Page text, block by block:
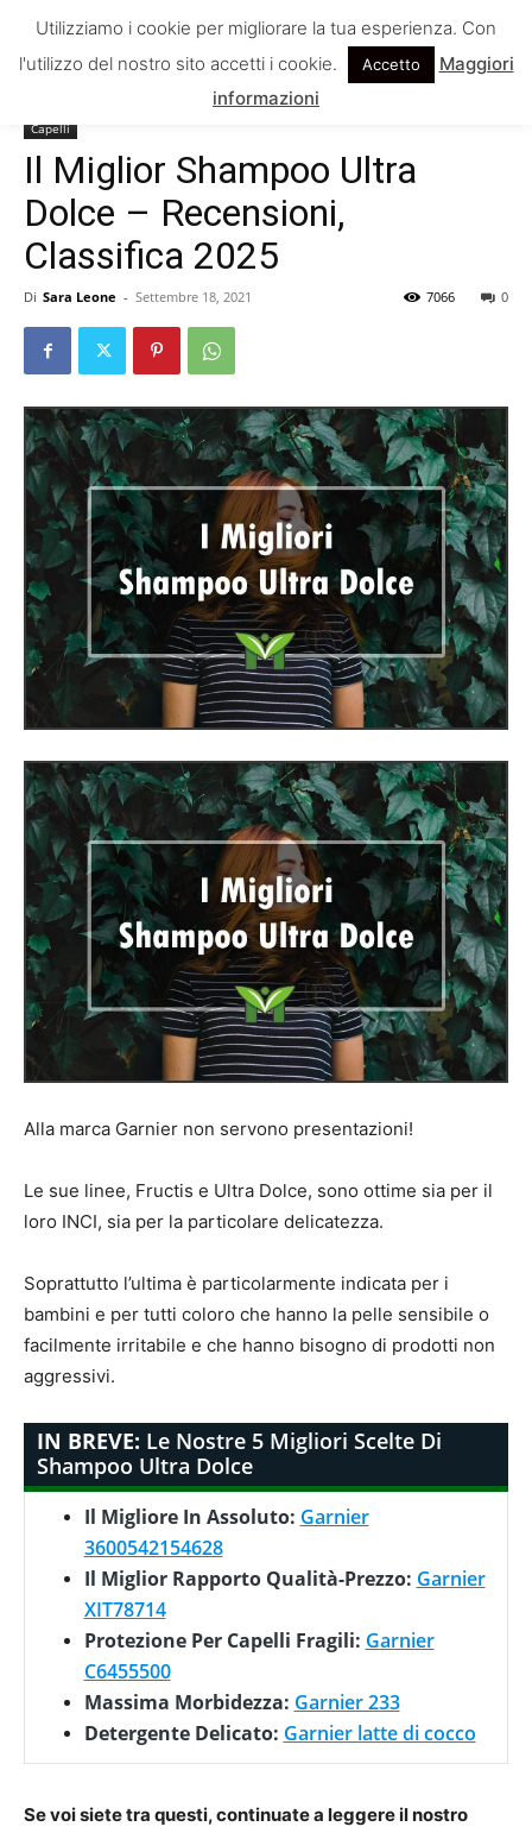
Capelli
Il Miglior Shampoo Ultra
Dolce – Recensioni,
Classifica 2025
Di Sara Leone - Settembre 18, 2021 0
7066
Alla marca Garnier non servono presentazioni!
Le sue linee, Fructis e Ultra Dolce, sono ottime sia per il
loro INCI, sia per la particolare delicatezza.
Soprattutto l’ultima è particolarmente indicata per i
bambini e per tutti coloro che hanno la pelle sensibile o
facilmente irritabile e che hanno bisogno di prodotti non
aggressivi.
IN BREVE: Le Nostre 5 Migliori Scelte Di
Shampoo Ultra Dolce
Il Migliore In Assoluto: Garnier
3600542154628
Il Miglior Rapporto Qualità-Prezzo: Garnier
XIT78714
Protezione Per Capelli Fragili: Garnier
C6455500
Massima Morbidezza: Garnier 233
Detergente Delicato: Garnier latte di cocco
Se voi siete tra questi, continuate a leggere il nostro
Utilizziamo i cookie per migliorare la tua esperienza. Con
l'utilizzo del nostro sito accetti i cookie.
Accetto
Maggiori
informazioni